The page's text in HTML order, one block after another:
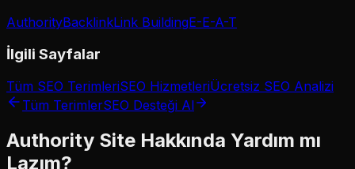
AuthorityBacklinkLink BuildingE-E-A-T
İlgili Sayfalar
Tüm SEO TerimleriSEO HizmetleriÜcretsiz SEO Analizi
Tüm TerimlerSEO Desteği Al
Authority Site Hakkında Yardım mı
Lazım?